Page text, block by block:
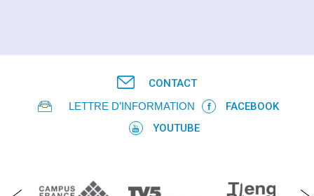
CONTACT
LETTRE D’INFORMATION
FACEBOOK
YOUTUBE